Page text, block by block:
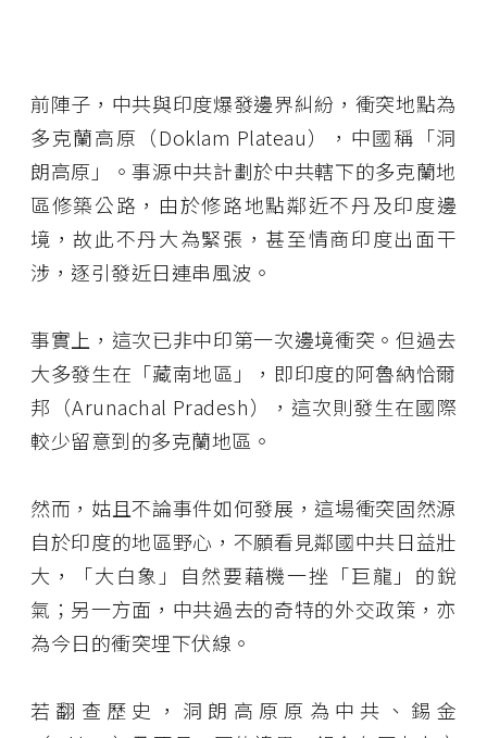
前陣子，中共與印度爆發邊界糾紛，衝突地點為
多克蘭高原（Doklam Plateau），中國稱「洞
朗高原」。事源中共計劃於中共轄下的多克蘭地
區修築公路，由於修路地點鄰近不丹及印度邊
境，故此不丹大為緊張，甚至情商印度出面干
涉，逐引發近日連串風波。
事實上，這次已非中印第一次邊境衝突。但過去
大多發生在「藏南地區」，即印度的阿魯納恰爾
邦（Arunachal Pradesh），這次則發生在國際
較少留意到的多克蘭地區。
然而，姑且不論事件如何發展，這場衝突固然源
自於印度的地區野心，不願看見鄰國中共日益壯
大，「大白象」自然要藉機一挫「巨龍」的銳
氣；另一方面，中共過去的奇特的外交政策，亦
為今日的衝突埋下伏線。
若翻查歷史，洞朗高原原為中共、錫金